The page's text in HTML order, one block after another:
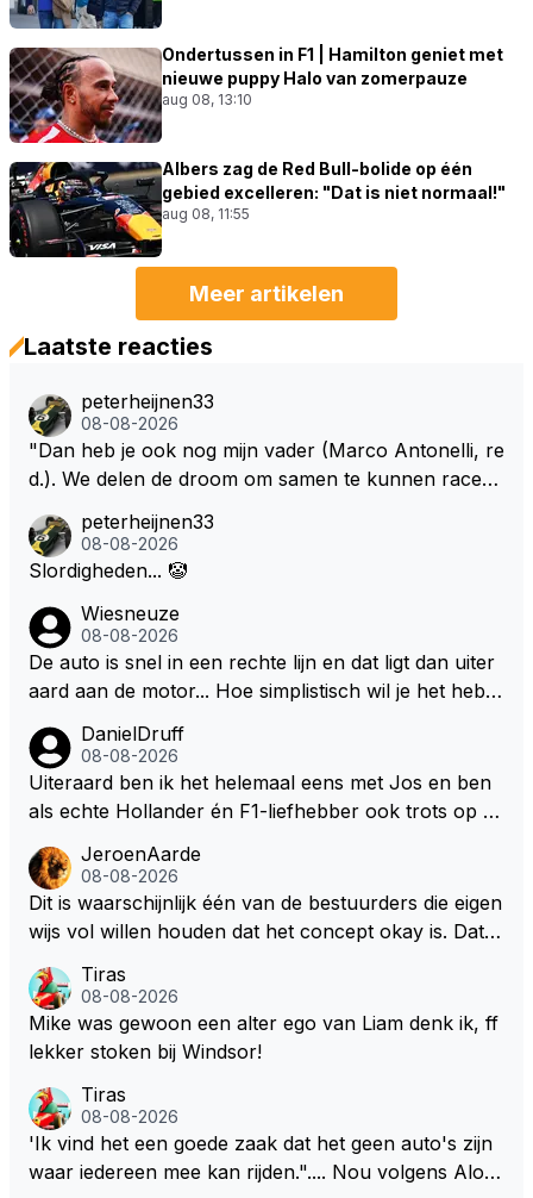
Ondertussen in F1 | Hamilton geniet met
nieuwe puppy Halo van zomerpauze
aug 08, 13:10
Albers zag de Red Bull-bolide op één
gebied excelleren: "Dat is niet normaal!"
aug 08, 11:55
Meer artikelen
Laatste reacties
peterheijnen33
08-08-2026
"Dan heb je ook nog mijn vader (Marco Antonelli, re
d.). We delen de droom om samen te kunnen racen i
out die droom met Kimi en Marco én Max én Jos? ;)
peterheijnen33
08-08-2026
Slordigheden... 🤡
Wiesneuze
08-08-2026
De auto is snel in een rechte lijn en dat ligt dan uiter
aard aan de motor... Hoe simplistisch wil je het hebb
rstand ontzettend belangrijk. Heeft Red Bull bochtgri
p opgegeven voor topsnelheid? Dat is iets wat vaker
gebeurd is, zeker met Verstappen aan bet stuur.
DanielDruff
08-08-2026
Uiteraard ben ik het helemaal eens met Jos en ben
als echte Hollander én F1-liefhebber ook trots op de
aatste tijd kriebelt bij mij toch de wens dat hij nog een
s een knappe auto van Red Bull krijgt, waarmee hij d
ie laatste paar records van Lewis 'ik-reed-in-een-Me
ton kan slopen. Hij heeft dat natuurlijk ook in zich, al
leen die shit-Red Bull moet beter.
JeroenAarde
08-08-2026
Dit is waarschijnlijk één van de bestuurders die eigen
wijs vol willen houden dat het concept okay is. Dat is
reurs gezegd! Dat het lichter, korter en smaller zou
moeten onderschrijf ik maar het is niet gezegd dat ik
zijn visie van het huidige concept volg. Om de borst
sing eenvoudig. Maak de motor voor een groot deel
belangrijker dan de batterij in verhouding 65/35 en ni
emand zeurt meer. De verbetering van de F1 zit in d
e brandstof. De batterij zorgt op den duur weer voo
Tiras
08-08-2026
Mike was gewoon een alter ego van Liam denk ik, ff
lekker stoken bij Windsor!
Tiras
08-08-2026
'Ik vind het een goede zaak dat het geen auto's zijn
waar iedereen mee kan rijden.".... Nou volgens Alon